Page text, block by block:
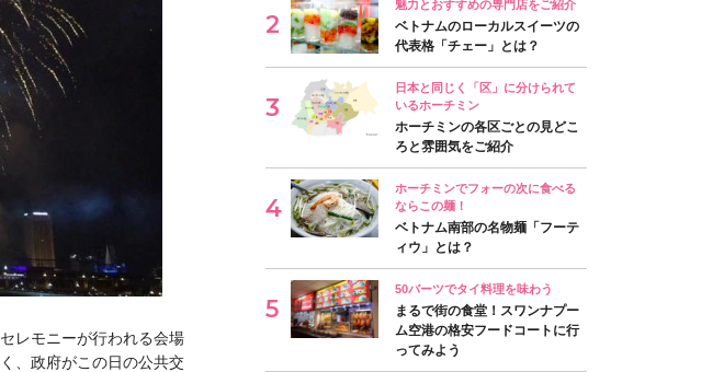
レモニーが行われる会場
、政府がこの日の公共交
魅力とおすすめの専門店をご紹介
ベトナムのローカルスイーツの
代表格「チェー」とは？
日本と同じく「区」に分けられて
いるホーチミン
ホーチミンの各区ごとの見どこ
ろと雰囲気をご紹介
ホーチミンでフォーの次に食べる
ならこの麺！
ベトナム南部の名物麺「フーテ
ィウ」とは？
50バーツでタイ料理を味わう
まるで街の食堂！スワンナプー
ム空港の格安フードコートに行
ってみよう